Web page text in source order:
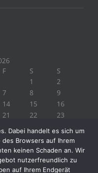
F S
S
1
2
7 8
9
14 15
16
21 22
23
Dabei handelt es sich um
Browsers auf Ihrem
keinen Schaden an. Wir
nutzerfreundlich zu
auf Ihrem Endgerät